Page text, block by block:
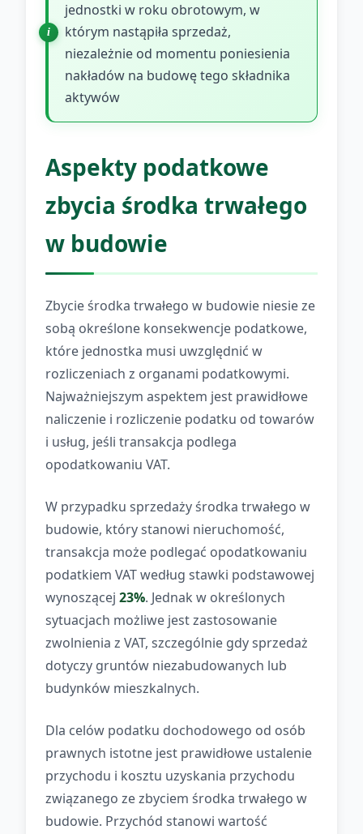
jednostki w roku obrotowym, w
którym nastąpiła sprzedaż,
niezależnie od momentu poniesienia
nakładów na budowę tego składnika
aktywów
Aspekty podatkowe
zbycia środka trwałego
w budowie
Zbycie środka trwałego w budowie niesie ze
sobą określone konsekwencje podatkowe,
które jednostka musi uwzględnić w
rozliczeniach z organami podatkowymi.
Najważniejszym aspektem jest prawidłowe
naliczenie i rozliczenie podatku od towarów
i usług, jeśli transakcja podlega
opodatkowaniu VAT.
W przypadku sprzedaży środka trwałego w
budowie, który stanowi nieruchomość,
transakcja może podlegać opodatkowaniu
podatkiem VAT według stawki podstawowej
wynoszącej 23%. Jednak w określonych
sytuacjach możliwe jest zastosowanie
zwolnienia z VAT, szczególnie gdy sprzedaż
dotyczy gruntów niezabudowanych lub
budynków mieszkalnych.
Dla celów podatku dochodowego od osób
prawnych istotne jest prawidłowe ustalenie
przychodu i kosztu uzyskania przychodu
związanego ze zbyciem środka trwałego w
budowie. Przychód stanowi wartość